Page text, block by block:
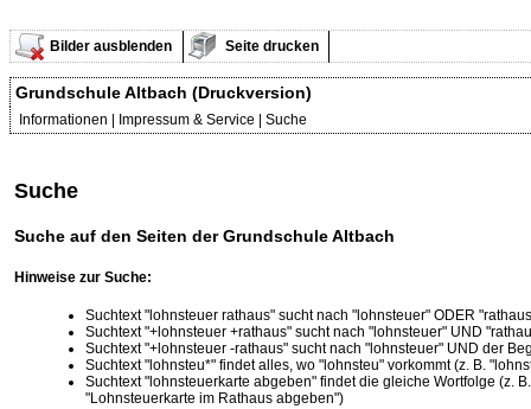
Bilder ausblenden Seite drucken
Grundschule Altbach (Druckversion)
Informationen | Impressum & Service | Suche
Suche
Suche auf den Seiten der Grundschule Altbach
Hinweise zur Suche:
Suchtext "lohnsteuer rathaus" sucht nach "lohnsteuer" ODER
Suchtext "+lohnsteuer +rathaus" sucht nach "lohnsteuer" UND
Suchtext "+lohnsteuer -rathaus" sucht nach "lohnsteuer" UND der
Suchtext "lohnsteu*" findet alles, wo "lohnsteu" vorkommt (z. B.
Suchtext "lohnsteuerkarte abgeben" findet die gleiche Wortfolge (z.
"Lohnsteuerkarte im Rathaus abgeben")